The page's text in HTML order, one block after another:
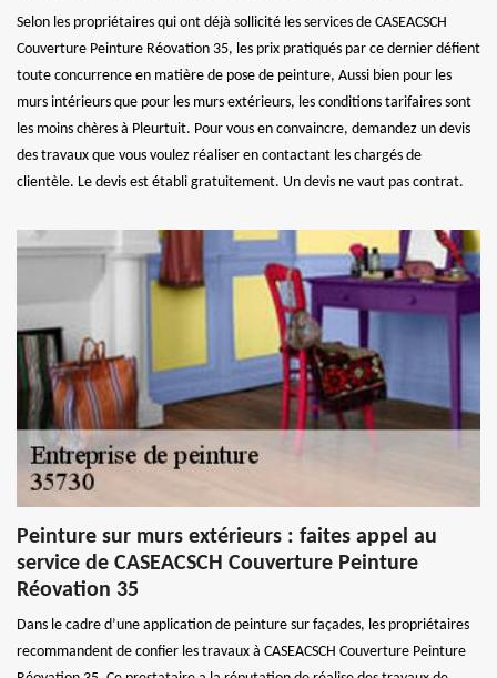
Selon les propriétaires qui ont déjà sollicité les services de CASEACSCH
Couverture Peinture Réovation 35, les prix pratiqués par ce dernier défient
toute concurrence en matière de pose de peinture, Aussi bien pour les
murs intérieurs que pour les murs extérieurs, les conditions tarifaires sont
les moins chères à Pleurtuit. Pour vous en convaincre, demandez un devis
des travaux que vous voulez réaliser en contactant les chargés de
clientèle. Le devis est établi gratuitement. Un devis ne vaut pas contrat.
Peinture sur murs extérieurs : faites appel au
service de CASEACSCH Couverture Peinture
Réovation 35
Dans le cadre d’une application de peinture sur façades, les propriétaires
recommandent de confier les travaux à CASEACSCH Couverture Peinture